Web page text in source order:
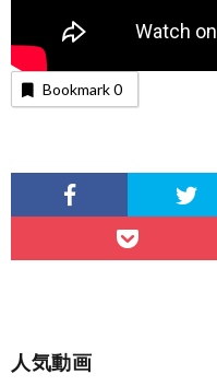
Bookmark0
人気動画